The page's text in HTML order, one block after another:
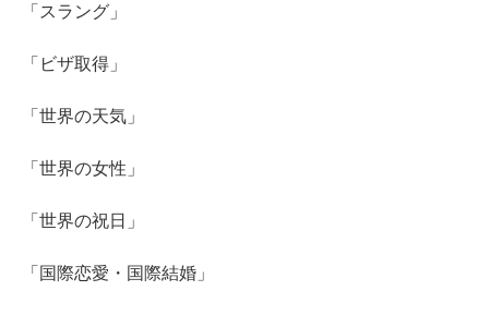
「スラング」
「ビザ取得」
「世界の天気」
「世界の女性」
「世界の祝日」
「国際恋愛・国際結婚」